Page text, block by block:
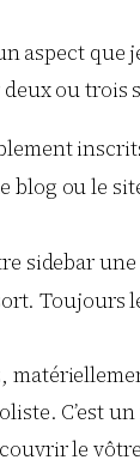
aspect
ou trois
ou le
sidebar
C’est
le